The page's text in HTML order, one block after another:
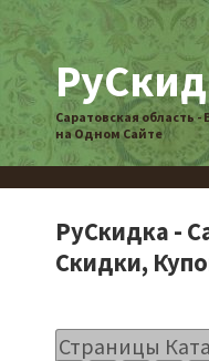
Саратовская область
на Одном Сайте
РуСкидка -
Скидки,
Страницы